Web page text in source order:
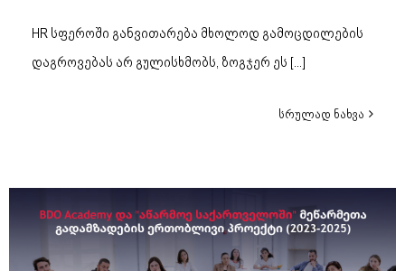
HR სფეროში განვითარება მხოლოდ გამოცდილების
დაგროვებას არ გულისხმობს, ზოგჯერ ეს [...]
სრულად ნახვა